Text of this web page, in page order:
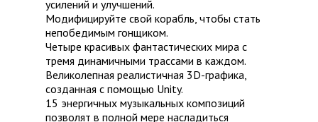
усилений и улучшений.
Модифицируйте свой корабль, чтобы стать
непобедимым гонщиком.
Четыре красивых фантастических мира с
тремя динамичными трассами в каждом.
Великолепная реалистичная 3D-графика,
созданная с помощью Unity.
15 энергичных музыкальных композиций
позволят в полной мере насладиться